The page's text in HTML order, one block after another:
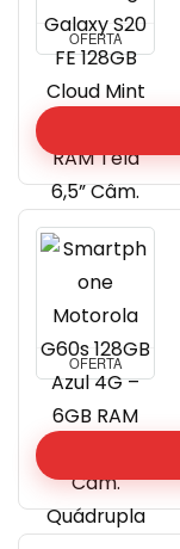
OFERTA
OFERTA